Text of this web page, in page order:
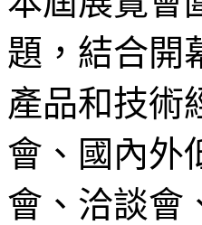
題，結合開
產品和技術
會、國內外
會、洽談會